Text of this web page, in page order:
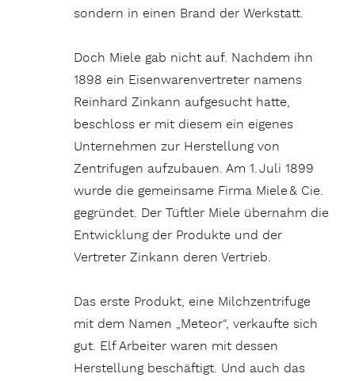
sondern in einen Brand der Werkstatt.
Doch Miele gab nicht auf. Nachdem ihn
1898 ein Eisenwarenvertreter namens
Reinhard Zinkann aufgesucht hatte,
beschloss er mit diesem ein eigenes
Unternehmen zur Herstellung von
Zentrifugen auf­zu­bauen. Am 1. Juli 1899
wurde die gemeinsame Firma Miele & Cie.
gegründet. Der Tüftler Miele übernahm die
Entwicklung der Produkte und der
Vertreter Zinkann deren Vertrieb.
Das erste Produkt, eine Milchzentrifuge
mit dem Namen „Meteor“, verkaufte sich
gut. Elf Arbeiter waren mit dessen
Herstellung beschäftigt. Und auch das